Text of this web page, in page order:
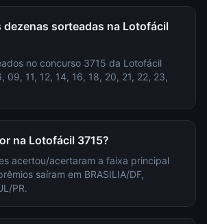
dezenas sorteadas na Lotofácil
no concurso 3715 da Lotofácil
11, 12, 14, 16, 18, 20, 21, 22, 23,
na Lotofácil 3715?
acertou/acertaram a faixa principal
saíram em BRASILIA/DF,
PR.